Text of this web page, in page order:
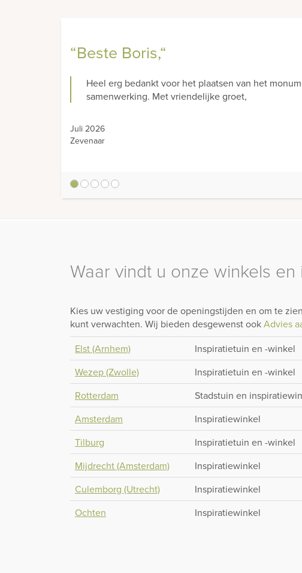
“Wij zijn er zeer van onder de
Geachte heer/ mevrouw, Ik wil u bij Den
zeer van onder de indruk in positieve zin (hoe
Juli 2026
Beuningen
Waar vindt u onze winkels en
Kies uw vestiging voor de openingstijden en om te
kunt verwachten. Wij bieden desgewenst ookAdvies
Elst (Arnhem)
Inspiratietuin en -winkel
Wezep (Zwolle)
Inspiratietuin en -winkel
Rotterdam
Stadstuin en
Amsterdam
Inspiratiewinkel
Tilburg
Inspiratietuin en -winkel
Mijdrecht (Amsterdam)
Inspiratiewinkel
Culemborg (Utrecht)
Inspiratiewinkel
Ochten
Inspiratiewinkel